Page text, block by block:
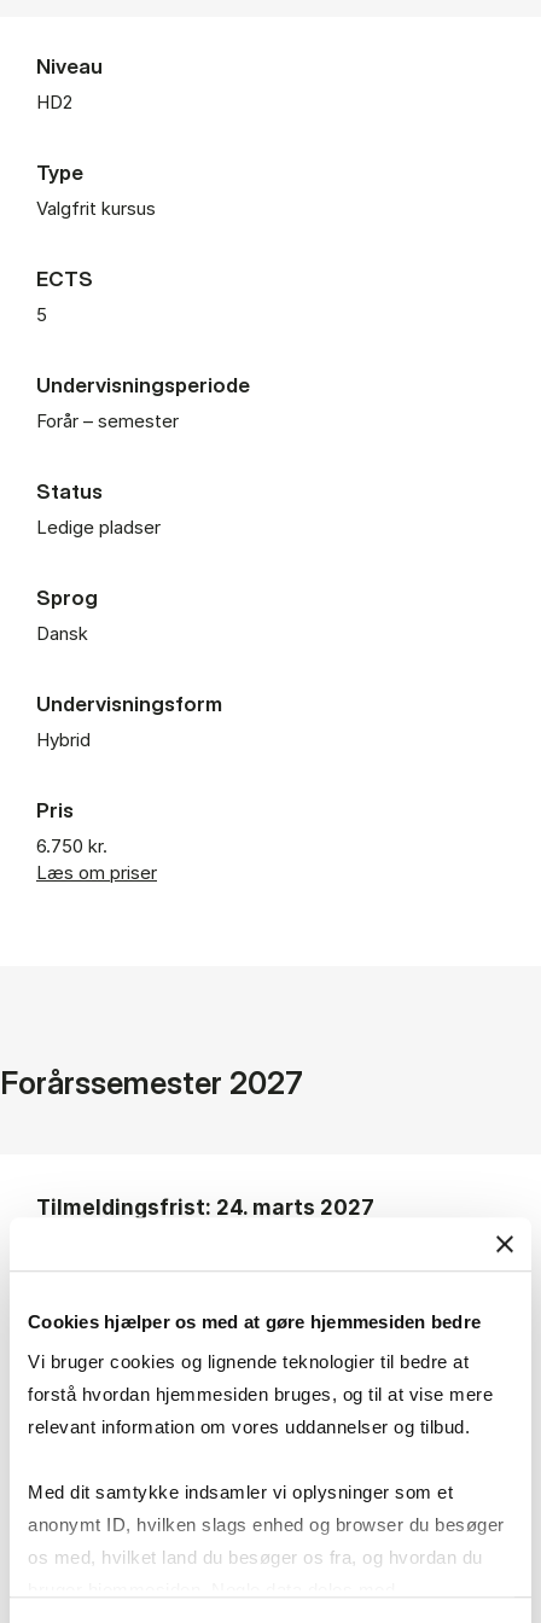
Cookies hjælper os med at gøre hjemmesiden bedre
Vi bruger cookies og lignende teknologier til bedre at
forstå hvordan hjemmesiden bruges, og til at vise mere
relevant information om vores uddannelser og tilbud.
Med dit samtykke indsamler vi oplysninger som et
anonymt ID, hvilken slags enhed og browser du besøger
os med, hvilket land du besøger os fra, og hvordan du
Niveau
HD2
Type
Valgfrit kursus
ECTS
5
Undervisningsperiode
Forår – semester
Status
Ledige pladser
Sprog
Dansk
Undervisningsform
Hybrid
Pris
6.750 kr.
Læs om priser
Forårssemester 2027
Tilmeldingsfrist: 24. marts 2027
Undervisningsdage:
tirsdag/torsdag i uge 15-
forberedelse i uge 23.
Læs nærmere om form og format i